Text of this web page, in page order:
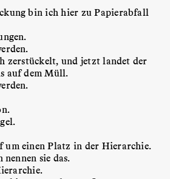
bin ich hier zu Papierabfall
und jetzt landet der
auf dem Müll.
um einen Platz in der Hierarchie.
sie das.